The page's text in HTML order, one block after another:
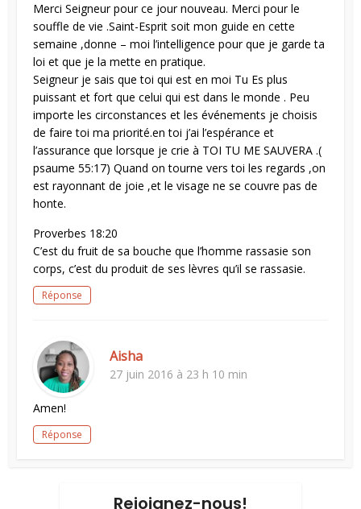
Merci Seigneur pour ce jour nouveau. Merci pour le
souffle de vie .Saint-Esprit soit mon guide en cette
semaine ,donne – moi l’intelligence pour que je garde ta
loi et que je la mette en pratique.
Seigneur je sais que toi qui est en moi Tu Es plus
puissant et fort que celui qui est dans le monde . Peu
importe les circonstances et les événements je choisis
de faire toi ma priorité.en toi j’ai l’espérance et
l’assurance que lorsque je crie à TOI TU ME SAUVERA .(
psaume 55:17) Quand on tourne vers toi les regards ,on
est rayonnant de joie ,et le visage ne se couvre pas de
honte.
Proverbes 18:20
C’est du fruit de sa bouche que l’homme rassasie son
corps, c’est du produit de ses lèvres qu’il se rassasie.
Réponse
Aisha
27 juin 2016 à 23 h 10 min
Amen!
Réponse
Rejoignez-nous!